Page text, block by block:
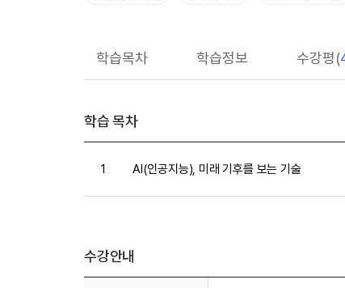
학습목차 학습정보 수강평(
학습 목차
1 AI(인공지능), 미래 기후를 보는 기술
수강안내